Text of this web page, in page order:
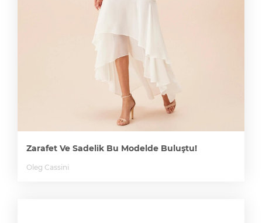
Zarafet Ve Sadelik Bu Modelde Buluştu!
Oleg Cassini